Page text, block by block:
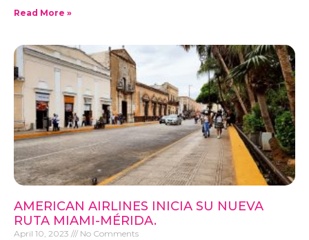
Read More »
AMERICAN AIRLINES INICIA SU NUEVA
RUTA MIAMI-MÉRIDA.
April 10, 2023 No Comments